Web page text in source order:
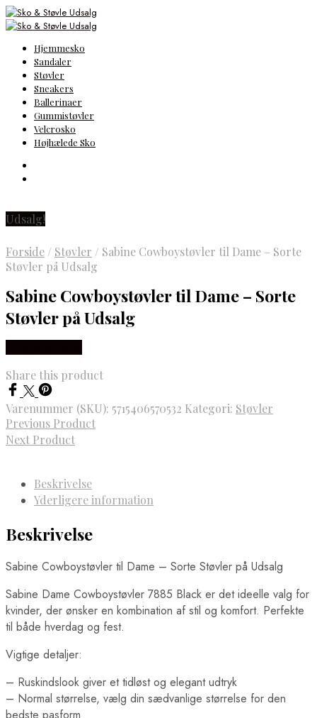
Hjemmesko
Sandaler
Støvler
Sneakers
Ballerinaer
Gummistøvler
Velcrosko
Højhælede Sko
Udsalg!
Forside / Støvler / Sabine Cowboystøvler til Dame – Sorte
Støvler på Udsalg
Sabine Cowboystøvler til Dame – Sorte
Støvler på Udsalg
Share this product
Varenummer (SKU): 5715406570532 Kategori: Støvler
Previous Product
Next Product
Beskrivelse
Yderligere information
Beskrivelse
Sabine Cowboystøvler til Dame – Sorte Støvler på Udsalg
Sabine Dame Cowboystøvler 7885 Black er det ideelle valg for
kvinder, der ønsker en kombination af stil og komfort. Perfekte
til både hverdag og fest.
Vigtige detaljer:
– Ruskindslook giver et tidløst og elegant udtryk
– Normal størrelse, vælg din sædvanlige størrelse for den
bedste pasform